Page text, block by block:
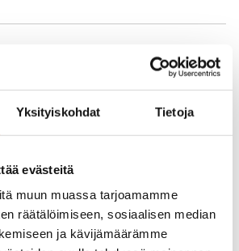
Yksityiskohdat Tietoja
evästeitä
muun muassa tarjoamamme
räätälöimiseen, sosiaalisen median
ja kävijämäärämme
vuokraan